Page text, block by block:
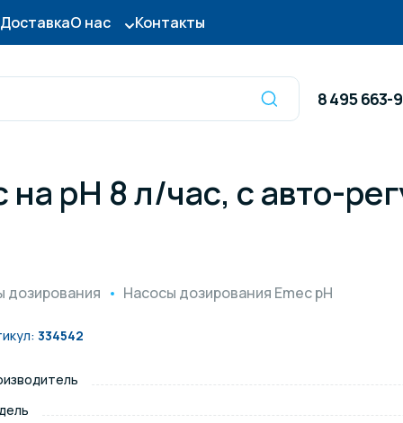
ДоставкаО нас Контакты
для бассейна
Оборудование для
дезинфекции
покрытия
8 495 663-
pH 8 л/час, c авто-
дозирования Насосы дозирования Emec pH
334542